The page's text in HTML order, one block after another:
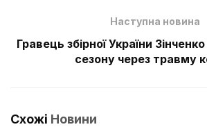
Наступна новина
Гравець збірної України
сезону через травму
Схожі Новини